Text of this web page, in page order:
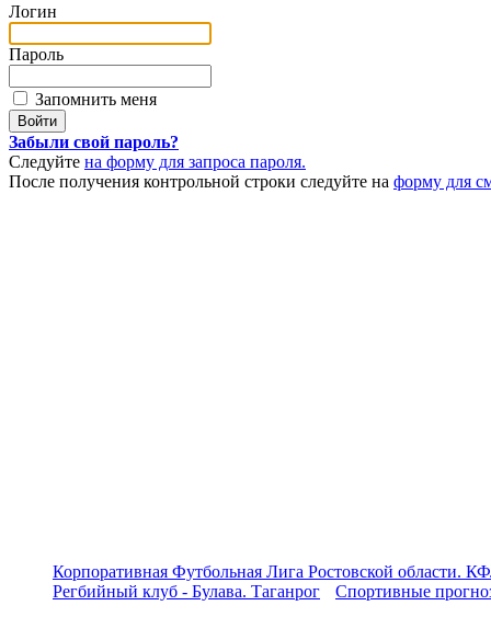
Логин
Пароль
Запомнить меня
Забыли свой пароль?
Следуйте на форму для запроса пароля.
После получения контрольной строки следуйте на форму для
Корпоративная Футбольная Лига Ростовской области.
Регбийный клуб - Булава. Таганрог
Спортивные